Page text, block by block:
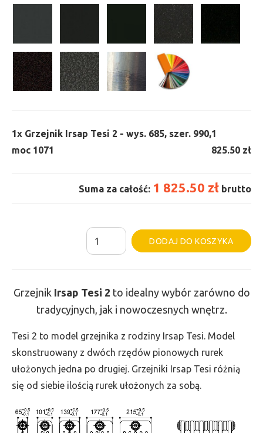
1x Grzejnik Irsap Tesi 2 - wys. 685, szer. 990,
moc 1071
1
825.50 zł
Suma za całość: 1 825.50 zł brutto
ilość
Grzejnik
-
wys.
685,
szer.
990,
1071
DODAJ DO KOSZYKA
Grzejnik Irsap Tesi 2 to idealny wybór zarówno do
tradycyjnych, jak i nowoczesnych wnętrz.
Tesi 2 to model grzejnika z rodziny Irsap Tesi. Model
skonstruowany z dwóch rzędów pionowych rurek
ułożonych jedna po drugiej. Grzejniki Irsap Tesi różnią
się od siebie ilością rurek ułożonych za sobą.